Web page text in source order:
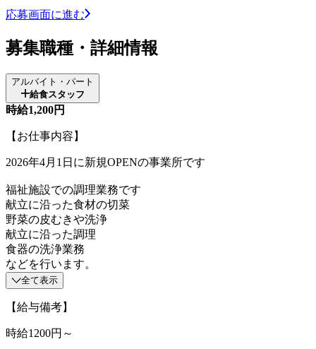
応募画面に進む
募集職種・詳細情報
アルバイト・パート
給食スタッフ
時給1,200円
【お仕事内容】
2026年4月1日に新規OPENの事業所です
福祉施設での調理業務です
献立に沿った食材の切菜
野菜の皮むきや洗浄
献立に沿った調理
食器の洗浄業務
などを行います。
全て表示
【給与備考】
時給1200円～